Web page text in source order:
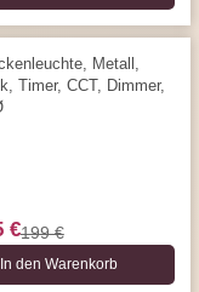
Metall,
Timer, CCT, Dimmer,
€199 €
In den Warenkorb